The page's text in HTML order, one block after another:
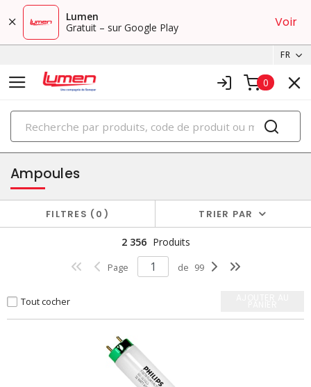
Lumen
Gratuit – sur Google Play
Voir
FR
0
PRODUITS
éclairage
Ampoules
FILTRES 0 TRIER PAR
2 356 Produits
Page de 99
Tout cocher